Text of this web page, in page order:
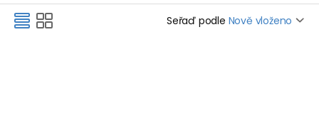
Seřaď podle Nově vloženo